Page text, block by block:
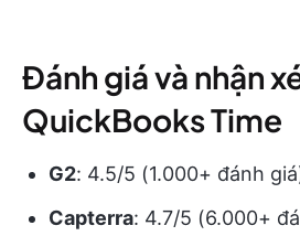
Đánh giá và nhận
QuickBooks Time
G2: 4.5/5 (1.000+ đánh
Capterra: 4.7/5 (6.000+